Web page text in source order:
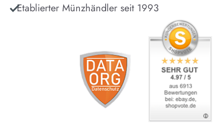
Etablierter Münzhändler seit 1993